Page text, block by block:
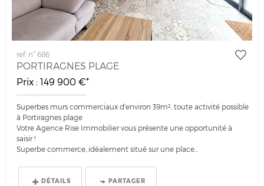
ref. n° 686
PORTIRAGNES PLAGE
Prix : 149 900 €*
Superbes murs commerciaux d'environ 39m², toute activité possible
à Portiragnes plage
Votre Agence Rise Immobilier vous présente une opportunité à
saisir !
Superbe commerce, idéalement situé sur une place...
DÉTAILS PARTAGER